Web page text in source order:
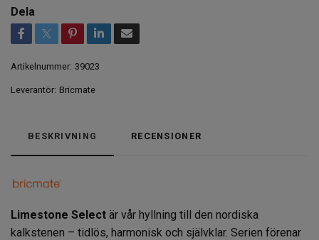
Dela
Artikelnummer: 39023
Leverantör: Bricmate
BESKRIVNING RECENSIONER
Limestone Select är vår hyllning till den nordiska
kalkstenen – tidlös, harmonisk och självklar. Serien förenar